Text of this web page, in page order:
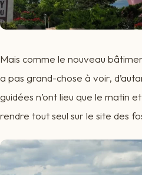
Mais comme le nouveau
a pas grand-chose à voir,
guidées n’ont lieu que le matin
rendre tout seul sur le site des